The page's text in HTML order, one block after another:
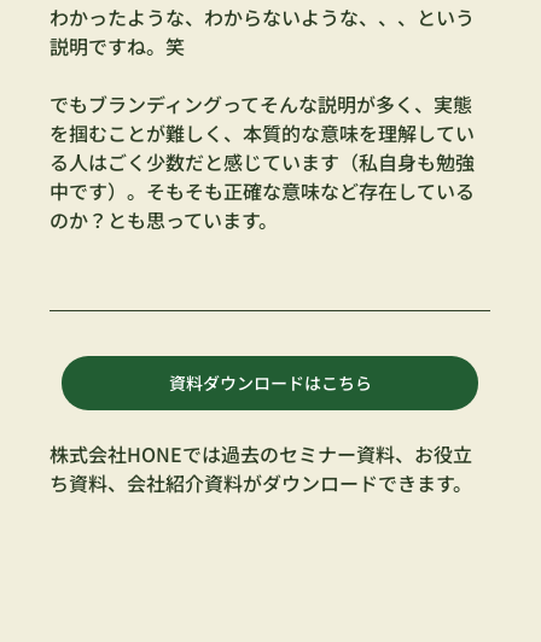
わかったような、わからないような、、、という
説明ですね。笑
でもブランディングってそんな説明が多く、実態
を掴むことが難しく、本質的な意味を理解してい
る人はごく少数だと感じています（私自身も勉強
中です）。そもそも正確な意味など存在している
のか？とも思っています。
資料ダウンロードはこちら
株式会社HONEでは過去のセミナー資料、お役立
ち資料、会社紹介資料がダウンロードできます。